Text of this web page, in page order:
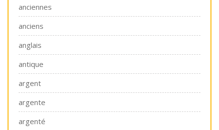
anciennes
anciens
anglais
antique
argent
argente
argenté